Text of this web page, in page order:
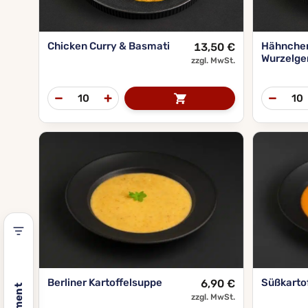
Berlin.
Im
stehen
verschiedene
Gerichte
sowie
vegetarische
Optionen
warme
Chicken Curry & Basmati 13,50 €
zzgl. MwSt.
Berliner Kartoffelsuppe 6,90 €
zzgl. MwSt.